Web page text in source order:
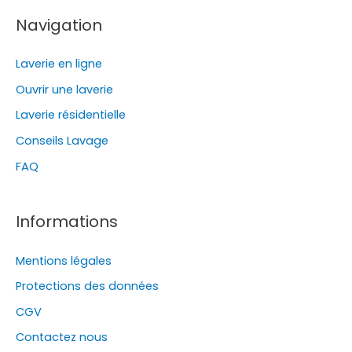
Navigation
Laverie en ligne
Ouvrir une laverie
Laverie résidentielle
Conseils Lavage
FAQ
Informations
Mentions légales
Protections des données
CGV
Contactez nous